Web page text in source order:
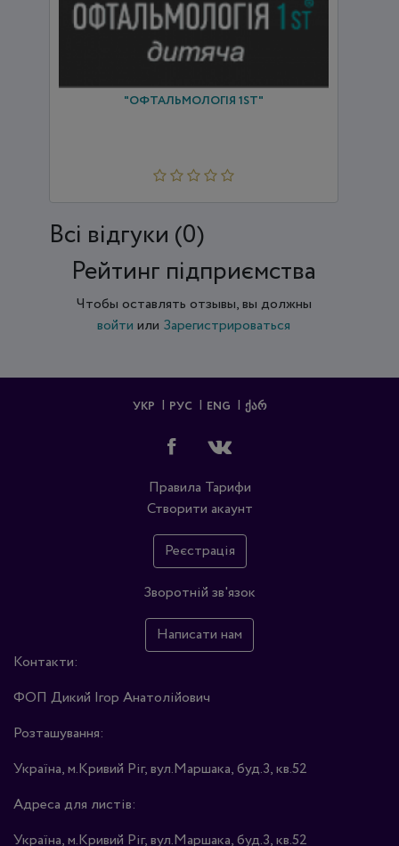
"ОФТАЛЬМОЛОГІЯ 1ST"
Всi відгуки (0)
Рейтинг підприємства
Чтобы оставлять отзывы, вы должны
войти или Зарегистрироваться
УКР РУС ENG ᲥᲐᲠ
Правила Тарифи
Створити акаунт
Реєстрація
Зворотній зв'язок
Написати нам
Контакти:
ФОП Дикий Ігор Анатолійович
Розташування:
Україна, м.Кривий Ріг, вул.Маршака, буд.3, кв.52
Адреса для листів:
Україна, м.Кривий Ріг, вул.Маршака, буд.3, кв.52